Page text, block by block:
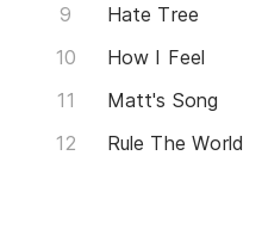
Hate Tree
How I Feel
Matt's Song
Rule The World